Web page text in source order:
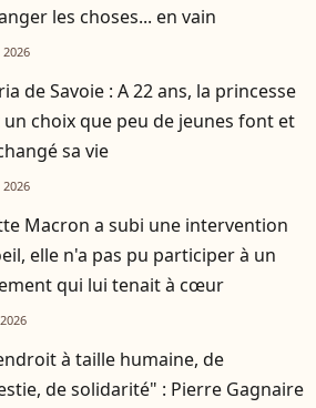
les choses... en vain
de Savoie : A 22 ans, la princesse
choix que peu de jeunes font et
sa vie
Macron a subi une intervention
elle n'a pas pu participer à un
qui lui tenait à cœur
à taille humaine, de
de solidarité" : Pierre Gagnaire